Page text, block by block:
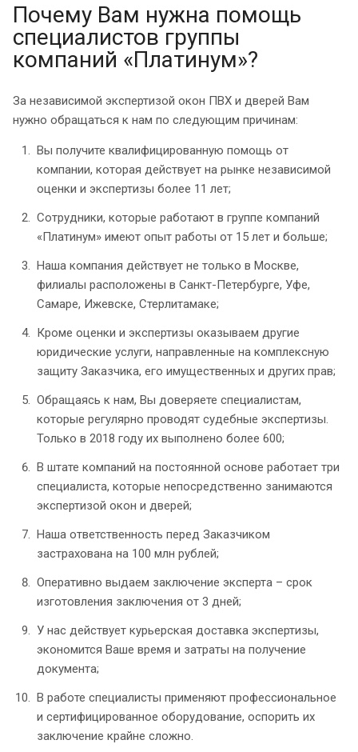
Почему Вам нужна помощь
специалистов группы
компаний «Платинум»?
За независимой экспертизой окон ПВХ и дверей Вам
нужно обращаться к нам по следующим причинам:
Вы получите квалифицированную помощь от
компании, которая действует на рынке независимой
оценки и экспертизы более 11 лет;
Сотрудники, которые работают в группе компаний
«Платинум» имеют опыт работы от 15 лет и больше;
Наша компания действует не только в Москве,
филиалы расположены в Санкт-Петербурге, Уфе,
Самаре, Ижевске, Стерлитамаке;
Кроме оценки и экспертизы оказываем другие
юридические услуги, направленные на комплексную
защиту Заказчика, его имущественных и других прав;
Обращаясь к нам, Вы доверяете специалистам,
которые регулярно проводят судебные экспертизы.
Только в 2018 году их выполнено более 600;
В штате компаний на постоянной основе работает три
специалиста, которые непосредственно занимаются
экспертизой окон и дверей;
Наша ответственность перед Заказчиком
застрахована на 100 млн рублей;
Оперативно выдаем заключение эксперта – срок
изготовления заключения от 3 дней;
У нас действует курьерская доставка экспертизы,
экономится Ваше время и затраты на получение
документа;
В работе специалисты применяют профессиональное
и сертифицированное оборудование, оспорить их
заключение крайне сложно.